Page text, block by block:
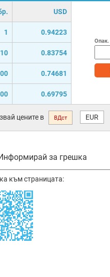
USD
1 0.94223
10 0.83754
0.74681
0.69795
Опак.
цените в ВДст EUR
за грешка
към страницата: